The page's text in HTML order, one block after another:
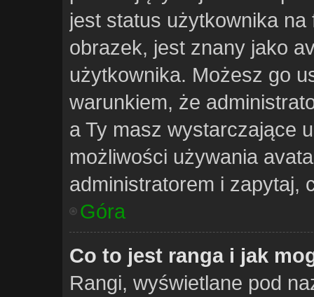
jest status użytkownika
obrazek, jest znany jako
użytkownika. Możesz go
warunkiem, że
a Ty masz wystarczające
możliwości używania
administratorem i zapytaj,
Góra
Co to jest ranga i jak
Rangi, wyświetlane pod